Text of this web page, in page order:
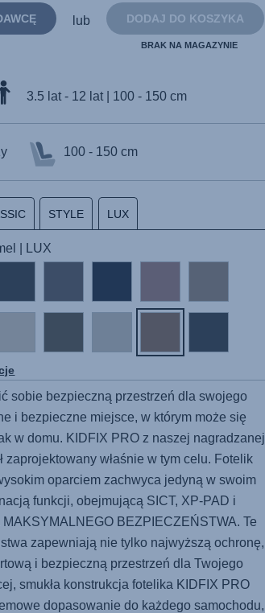
strony.
DODAJ DO KOSZYKA
BRAK NA MAGAZYNIE
lub
3.5 lat - 12 lat | 100 - 150 cm
100 - 150 cm
STYLE LUX
| LUX
sobie bezpieczną przestrzeń dla swojego
i bezpieczne miejsce, w którym może się
w domu. KIDFIX PRO z naszej nagradzanej
zaprojektowany właśnie w tym celu. Fotelik
oparciem zachwyca jedyną w swoim
funkcji, obejmującą SICT, XP-PAD i
BEZPIECZEŃSTWA. Te
zapewniają nie tylko najwyższą ochronę,
i bezpieczną przestrzeń dla Twojego
smukła konstrukcja fotelika KIDFIX PRO
dopasowanie do każdego samochodu,